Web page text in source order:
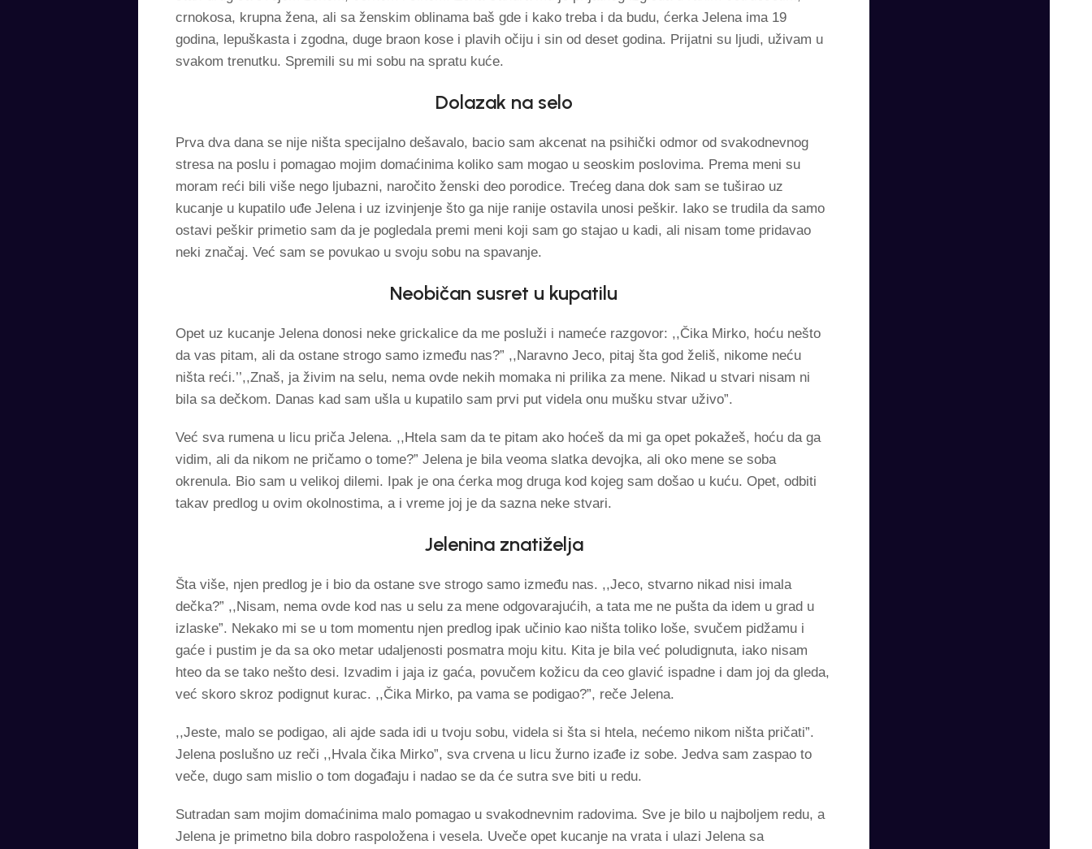
crnokosa, krupna žena, ali sa ženskim oblinama baš gde i kako treba i da budu, ćerka Jelena ima 19
godina, lepuškasta i zgodna, duge braon kose i plavih očiju i sin od deset godina. Prijatni su ljudi, uživam u
svakom trenutku. Spremili su mi sobu na spratu kuće.
Dolazak na selo
Prva dva dana se nije ništa specijalno dešavalo, bacio sam akcenat na psihički odmor od svakodnevnog
stresa na poslu i pomagao mojim domaćinima koliko sam mogao u seoskim poslovima. Prema meni su
moram reći bili više nego ljubazni, naročito ženski deo porodice. Trećeg dana dok sam se tuširao uz
kucanje u kupatilo uđe Jelena i uz izvinjenje što ga nije ranije ostavila unosi peškir. Iako se trudila da samo
ostavi peškir primetio sam da je pogledala premi meni koji sam go stajao u kadi, ali nisam tome pridavao
neki značaj. Već sam se povukao u svoju sobu na spavanje.
Neobičan susret u kupatilu
Opet uz kucanje Jelena donosi neke grickalice da me posluži i nameće razgovor: ,,Čika Mirko, hoću nešto
da vas pitam, ali da ostane strogo samo između nas?” ,,Naravno Jeco, pitaj šta god želiš, nikome neću
ništa reći.’’,,Znaš, ja živim na selu, nema ovde nekih momaka ni prilika za mene. Nikad u stvari nisam ni
bila sa dečkom. Danas kad sam ušla u kupatilo sam prvi put videla onu mušku stvar uživo”.
Već sva rumena u licu priča Jelena. ,,Htela sam da te pitam ako hoćeš da mi ga opet pokažeš, hoću da ga
vidim, ali da nikom ne pričamo o tome?” Jelena je bila veoma slatka devojka, ali oko mene se soba
okrenula. Bio sam u velikoj dilemi. Ipak je ona ćerka mog druga kod kojeg sam došao u kuću. Opet, odbiti
takav predlog u ovim okolnostima, a i vreme joj je da sazna neke stvari.
Jelenina znatiželja
Šta više, njen predlog je i bio da ostane sve strogo samo između nas. ,,Jeco, stvarno nikad nisi imala
dečka?” ,,Nisam, nema ovde kod nas u selu za mene odgovarajućih, a tata me ne pušta da idem u grad u
izlaske”. Nekako mi se u tom momentu njen predlog ipak učinio kao ništa toliko loše, svučem pidžamu i
gaće i pustim je da sa oko metar udaljenosti posmatra moju kitu. Kita je bila već poludignuta, iako nisam
hteo da se tako nešto desi. Izvadim i jaja iz gaća, povučem kožicu da ceo glavić ispadne i dam joj da gleda,
već skoro skroz podignut kurac. ,,Čika Mirko, pa vama se podigao?”, reče Jelena.
,,Jeste, malo se podigao, ali ajde sada idi u tvoju sobu, videla si šta si htela, nećemo nikom ništa pričati”.
Jelena poslušno uz reči ,,Hvala čika Mirko”, sva crvena u licu žurno izađe iz sobe. Jedva sam zaspao to
veče, dugo sam mislio o tom događaju i nadao se da će sutra sve biti u redu.
Sutradan sam mojim domaćinima malo pomagao u svakodnevnim radovima. Sve je bilo u najboljem redu, a
Jelena je primetno bila dobro raspoložena i vesela. Uveče opet kucanje na vrata i ulazi Jelena sa